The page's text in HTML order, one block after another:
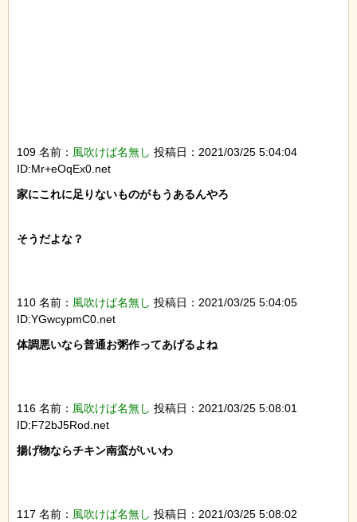
109 名前： 風吹けば名無し 投稿日：2021/03/25 5:04:04
ID:Mr+eOqEx0.net
家にこれに足りないものがもうあるんやろ
そうだよな？
110 名前： 風吹けば名無し 投稿日：2021/03/25 5:04:05
ID:YGwcypmC0.net
体調悪いなら普通お粥作ってあげるよね
116 名前： 風吹けば名無し 投稿日：2021/03/25 5:08:01
ID:F72bJ5Rod.net
揚げ物ならチキン南蛮がいいわ
117 名前： 風吹けば名無し 投稿日：2021/03/25 5:08:02